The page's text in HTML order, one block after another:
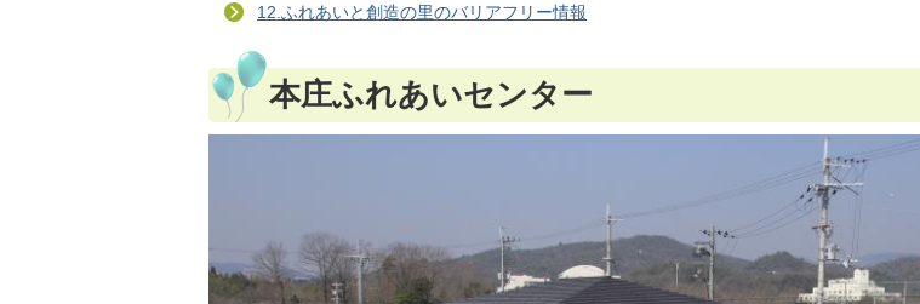
12.ふれあいと創造の里のバリアフリー情報
本庄ふれあいセンター